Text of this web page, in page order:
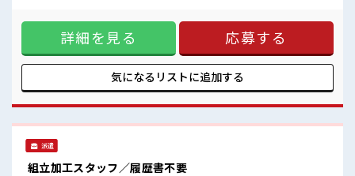
で、 毎日の服装の悩み解消♪ ≪未経験OKの仕事≫ 新しいこ
とにチャレンジするのは不安だけど、 しっかり働く環境が整
っています！ イチからスキルUP・ステップUP目指していき
ましょう！ ≪自分に向いている仕事が探せる≫ 困った事など
があれば、 担当がしっかりサポートします！ ■職場の雰囲気
休憩室でホッと一息リフレッシュ！ 職場にはロッカー完備！
るので給料の上乗せも期待できそう！
詳細を見る 応募する
気になるリストに追加する
派遣
組立加工スタッフ／履歴書不要